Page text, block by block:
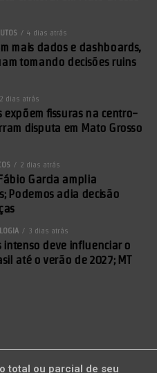
4 dias atrás
mais dados e dashboards,
tomando decisões ruins
2 dias atrás
expõem fissuras na centro-
disputa em Mato Grosso
2 dias atrás
Garcia amplia
Podemos adia decisão
3 dias atrás
intenso deve influenciar o
até o verão de 2027; MT
total ou parcial de seu